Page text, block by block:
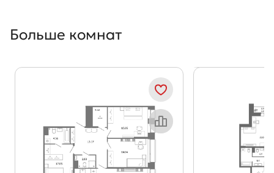
Больше комнат
Объект месяца